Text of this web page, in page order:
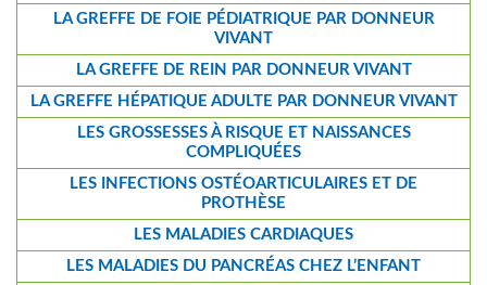
LA GREFFE DE FOIE PÉDIATRIQUE PAR DONNEUR
VIVANT
LA GREFFE DE REIN PAR DONNEUR VIVANT
LA GREFFE HÉPATIQUE ADULTE PAR DONNEUR VIVANT
LES GROSSESSES À RISQUE ET NAISSANCES
COMPLIQUÉES
LES INFECTIONS OSTÉOARTICULAIRES ET DE
PROTHÈSE
LES MALADIES CARDIAQUES
LES MALADIES DU PANCRÉAS CHEZ L’ENFANT